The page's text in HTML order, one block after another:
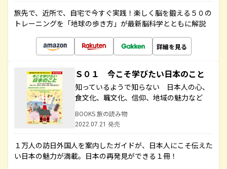
旅先で、近所で、自宅で今すぐ実践！楽しく脳を鍛える５０の
トレーニングを「地球の歩き方」が最新脳科学とともに解説
詳細を見る
Ｓ０１ 今こそ学びたい日本のこと
知っているようで知らない 日本人の心、
食文化、職文化、信仰、地域の魅力など
BOOKS 旅の読み物
2022.07.21 発売
１万人の訪日外国人を案内したガイドが、日本人にこそ伝えた
い日本の魅力が満載。日本の再発見ができる１冊！